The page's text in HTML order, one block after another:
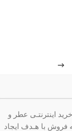
→
اینترنتـی عطر و
با بیش از 20 سال سابقه فروش با هـدف ایجاد